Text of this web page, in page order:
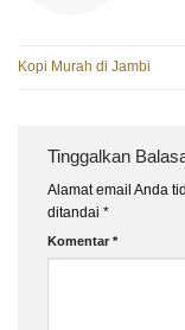
Kopi Murah di Jambi
Tinggalkan
Alamat email Anda
ditandai *
Komentar *